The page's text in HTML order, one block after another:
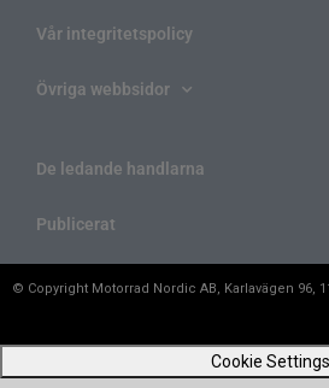
Vår integritetspolicy
Övriga webbsidor
De ledande handlarna
Publicerat
© Copyright Motorrad Nordic AB, Karlavägen 96,
Cookie Settings